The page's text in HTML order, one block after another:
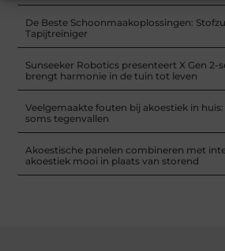
De Beste Schoonmaakoplossingen:
Tapijtreiniger
Sunseeker Robotics presenteert X Gen 2-
brengt harmonie in de tuin tot leven
Veelgemaakte fouten bij akoestiek in
soms tegenvallen
Akoestische panelen combineren met
akoestiek mooi in plaats van storend